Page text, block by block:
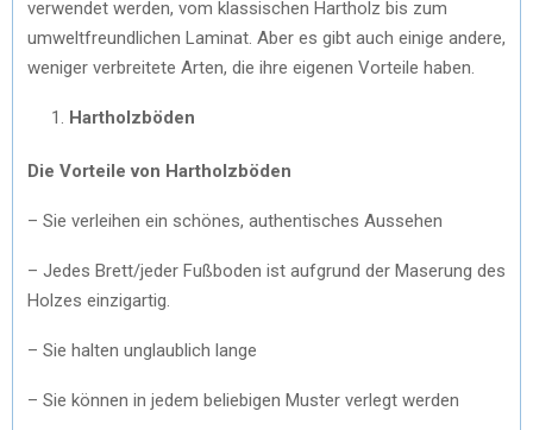
verwendet werden, vom klassischen Hartholz bis zum
umweltfreundlichen Laminat. Aber es gibt auch einige andere,
weniger verbreitete Arten, die ihre eigenen Vorteile haben.
Hartholzböden
Die Vorteile von Hartholzböden
– Sie verleihen ein schönes, authentisches Aussehen
– Jedes Brett/jeder Fußboden ist aufgrund der Maserung des
Holzes einzigartig.
– Sie halten unglaublich lange
– Sie können in jedem beliebigen Muster verlegt werden